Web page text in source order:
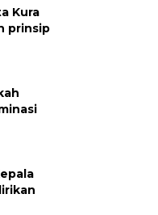
Kura
prinsip